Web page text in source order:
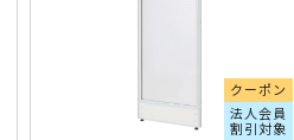
クーポン
法人会員
割引対象